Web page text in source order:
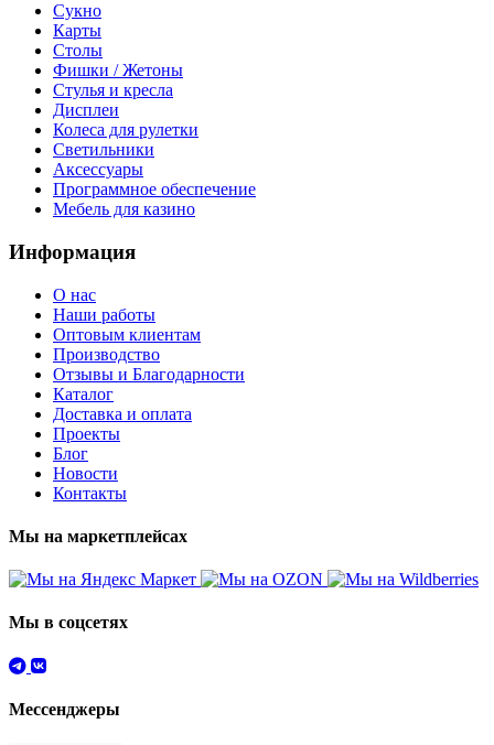
Сукно
Карты
Столы
Фишки / Жетоны
Стулья и кресла
Дисплеи
Колеса для рулетки
Светильники
Аксессуары
Программное обеспечение
Мебель для казино
Информация
О нас
Наши работы
Оптовым клиентам
Производство
Отзывы и Благодарности
Каталог
Доставка и оплата
Проекты
Блог
Новости
Контакты
Мы на маркетплейсах
Мы в соцсетях
Мессенджеры